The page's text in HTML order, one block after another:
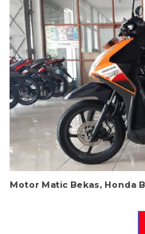
Motor Matic Bekas, Honda